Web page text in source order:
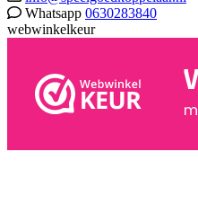
Whatsapp 0630283840
webwinkelkeur